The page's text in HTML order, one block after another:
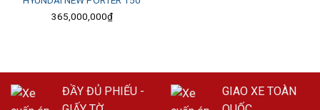
365,000,000₫
ĐẦY ĐỦ PHIẾU -
GIAO XE TOÀN